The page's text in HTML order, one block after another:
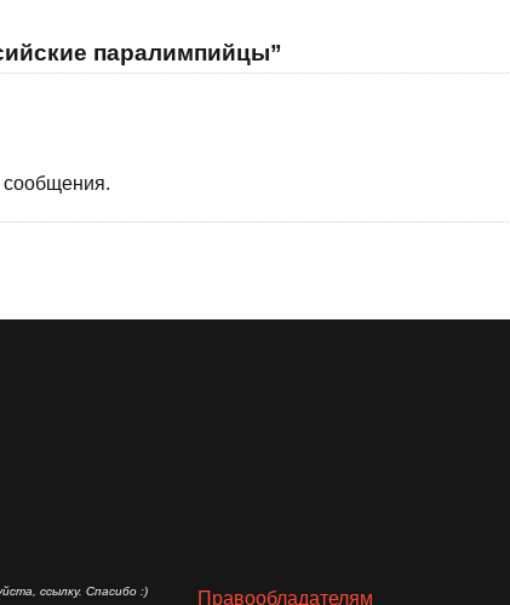
паралимпийцы”
сообщения.
ссылку. Спасибо :) Правообладателям